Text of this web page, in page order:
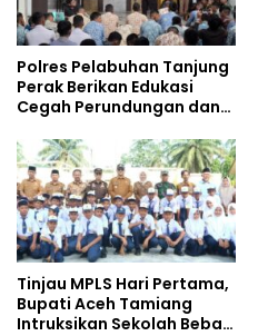
Polres Pelabuhan Tanjung
Perak Berikan Edukasi
Cegah Perundungan dan
kepada Pelajar MPLS
Tinjau MPLS Hari Pertama,
Bupati Aceh Tamiang
Intruksikan Sekolah Bebas